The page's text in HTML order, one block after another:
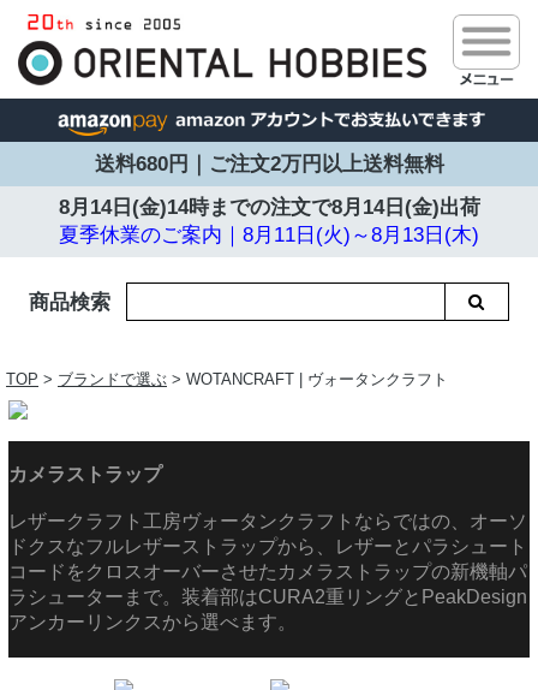
送料680円｜ご注文2万円以上送料無料
8月14日(金)14時までの注文で8月14日(金)出荷
夏季休業のご案内｜8月11日(火)～8月13日(木)
商品検索
TOP > ブランドで選ぶ > WOTANCRAFT | ヴォータンクラフト
カメラストラップ
レザークラフト工房ヴォータンクラフトならではの、オーソ
ドクスなフルレザーストラップから、レザーとパラシュート
コードをクロスオーバーさせたカメラストラップの新機軸パ
ラシューターまで。装着部はCURA2重リングとPeakDesign
アンカーリンクスから選べます。